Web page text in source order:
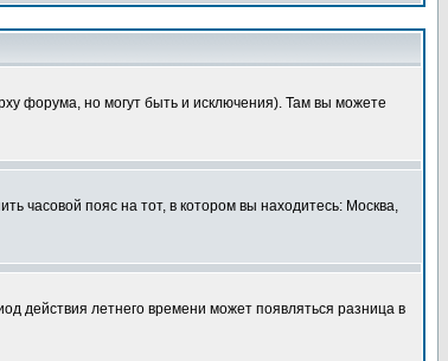
форума, но могут быть и исключения). Там вы можете
часовой пояс на тот, в котором вы находитесь: Москва,
действия летнего времени может появляться разница в